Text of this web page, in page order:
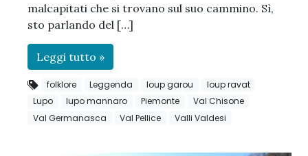
malcapitati che si trovano sul suo cammino. Sì,
sto parlando del […]
Leggi tutto »
folklore Leggenda loup garou
loup ravat
Lupo
lupo mannaro Piemonte
Val Chisone
Val Germanasca
Val Pellice Valli Valdesi